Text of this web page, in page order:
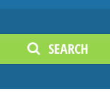
SEARCH